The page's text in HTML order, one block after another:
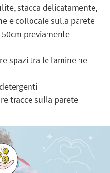
stacca delicatamente,
e collocale sulla parete
previamente
spazi tra le lamine ne
tracce sulla parete